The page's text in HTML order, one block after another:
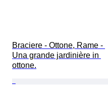
Braciere - Ottone, Rame -
Una grande jardinière in
ottone.